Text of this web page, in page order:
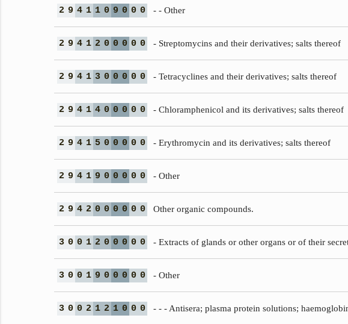
2 9 4 1 1 0 9 0 0 0 - - Other
2 9 4 1 2 0 0 0 0 0 - Streptomycins and their derivatives; salts thereof
2 9 4 1 3 0 0 0 0 0 - Tetracyclines and their derivatives; salts thereof
2 9 4 1 4 0 0 0 0 0 - Chloramphenicol and its derivatives; salts thereof
2 9 4 1 5 0 0 0 0 0 - Erythromycin and its derivatives; salts thereof
2 9 4 1 9 0 0 0 0 0 - Other
2 9 4 2 0 0 0 0 0 0 Other organic compounds.
3 0 0 1 2 0 0 0 0 0 - Extracts of glands or other organs or of their
3 0 0 1 9 0 0 0 0 0 - Other
3 0 0 2 1 2 1 0 0 0 - - - Antisera; plasma protein solutions;